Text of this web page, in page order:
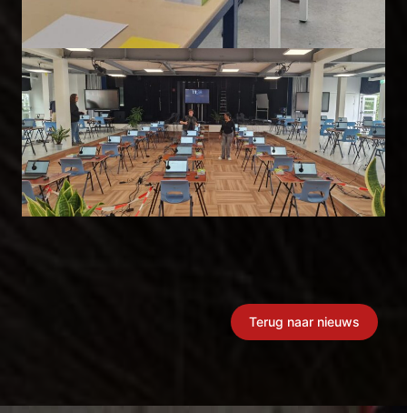
Terug naar nieuws